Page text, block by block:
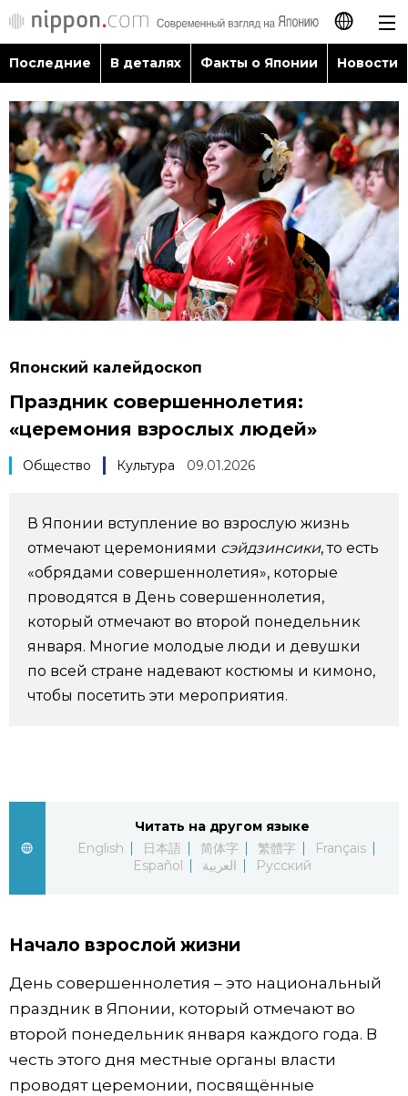
日本語
English
简体字
繁體字
Français
Español
Последние
В деталях
Факты о Японии
Фото/Видео
Блог
Политика
Экономика
Культура
Жизнь
Токио
От редакции
Японский язык
Японский калейдоскоп
Семья
official SNS
Последние В деталях Факты о Японии Новости
Японский калейдоскоп
Праздник совершеннолетия:
«церемония взрослых людей»
Общество Культура 09.01.2026
В Японии вступление во взрослую жизнь
отмечают церемониями сэйдзинсики, то есть
«обрядами совершеннолетия», которые
проводятся в День совершеннолетия,
который отмечают во второй понедельник
января. Многие молодые люди и девушки
по всей стране надевают костюмы и кимоно,
чтобы посетить эти мероприятия.
Читать на другом языке
English
日本語 简体字 繁體字
Français
Español
العربية Русский
Начало взрослой жизни
День совершеннолетия – это национальный
праздник в Японии, который отмечают во
второй понедельник января каждого года. В
честь этого дня местные органы власти
проводят церемонии, посвящённые